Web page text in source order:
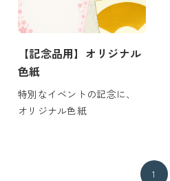
【記念品用】オリジナル
色紙
特別なイベントの記念に、
オリジナル色紙
1